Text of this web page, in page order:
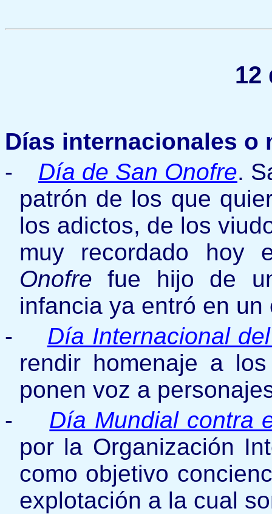
12
Días internacionales o
-
Día de San Onofre.
patrón de los que
los adictos, de los
muy recordado
Onofre fue hijo de
infancia ya entró en un
-
Día Internacional
rendir homenaje a
ponen voz a
-
Día Mundial contra
por la Organización
como objetivo
explotación a la cual